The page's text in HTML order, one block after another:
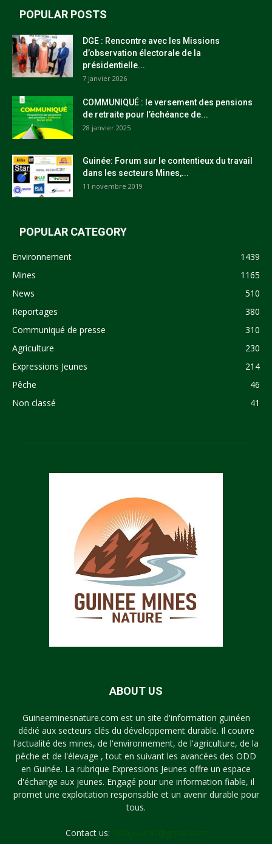
POPULAR POSTS
DGE : Rencontre avec les Missions
d’observation électorale de la
présidentielle...
7 janvier 2026
COMMUNIQUÉ : le versement des pensions
de retraite pour l’échéance de...
28 janvier 2025
Guinée: Forum sur le contentieux du travail
dans les secteurs Mines,...
11 novembre 2019
POPULAR CATEGORY
Environnement
1439
Mines
1165
News
510
Reportages
380
Communiqué de presse
310
Agriculture
230
Expressions Jeunes
214
Pêche
46
Non classé
41
ABOUT US
Guineeminesnature.com est un site d'information guinéen
dédié aux secteurs clés du développement durable. Il couvre
l'actualité des mines, de l'environnement, de l'agriculture, de la
pêche et de l'élevage , tout en suivant les avancées des ODD
en Guinée. La rubrique Expressions Jeunes offre un espace
d'échange aux jeunes. Engagé pour une information fiable, il
promet une exploitation responsable et un avenir durable pour
tous.
Contact us: